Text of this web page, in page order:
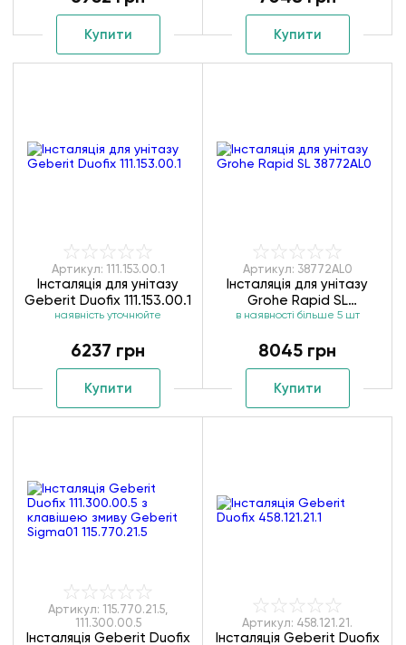
Купити Купити
Артикул: 111.153.00.1
Інсталяція для унітазу
Geberit Duofix 111.153.00.1
наявність уточнюйте
6237 грн
Купити
Артикул: 38772AL0
Інсталяція для унітазу
Grohe Rapid SL
38772AL0
в наявності більше 5 шт
8045 грн
Купити
Артикул: 115.770.21.5,
111.300.00.5
Інсталяція Geberit Duofix
Артикул: 458.121.21.
Інсталяція Geberit Duofix